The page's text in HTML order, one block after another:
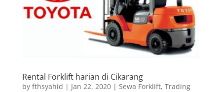
Rental Forklift harian di Cikarang
by fthsyahid | Jan 22, 2020| Sewa Forklift, Trading